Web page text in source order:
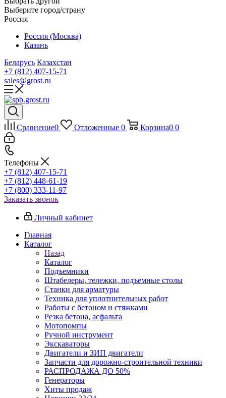
Выберите город/страну
Россия
Россия (Москва)
Казань
Беларусь Казахстан
+7 (812) 407-15-71
sales@grost.ru
Сравнение0 Отложенные 0 Корзина0 0
Телефоны
+7 (812) 407-15-71
+7 (812) 448-61-19
+7 (800) 333-11-97
Заказать звонок
Личный кабинет
Главная
Каталог
Назад
Каталог
Подъемники
Штабелеры, тележки, подъемные столы
Станки для арматуры
Техника для уплотнительных работ
Работы с бетоном и стяжками
Резка бетона, асфальта
Мотопомпы
Ручной инструмент
Экскаваторы
Двигатели и ЗИП двигатели
Запчасти для дорожно-строительной техники
РАСПРОДАЖА ДО 50%
Генераторы
Хиты продаж